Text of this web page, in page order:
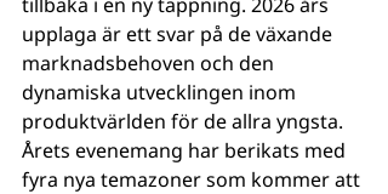
upplaga är ett svar på de växande
marknadsbehoven och den
dynamiska utvecklingen inom
produktvärlden för de allra yngsta.
Årets evenemang har berikats med
fyra nya temazoner som kommer att